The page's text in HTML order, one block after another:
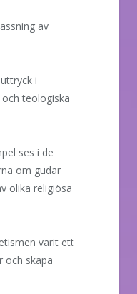
av
i
teologiska
ses i de
om gudar
olika religiösa
varit ett
och skapa